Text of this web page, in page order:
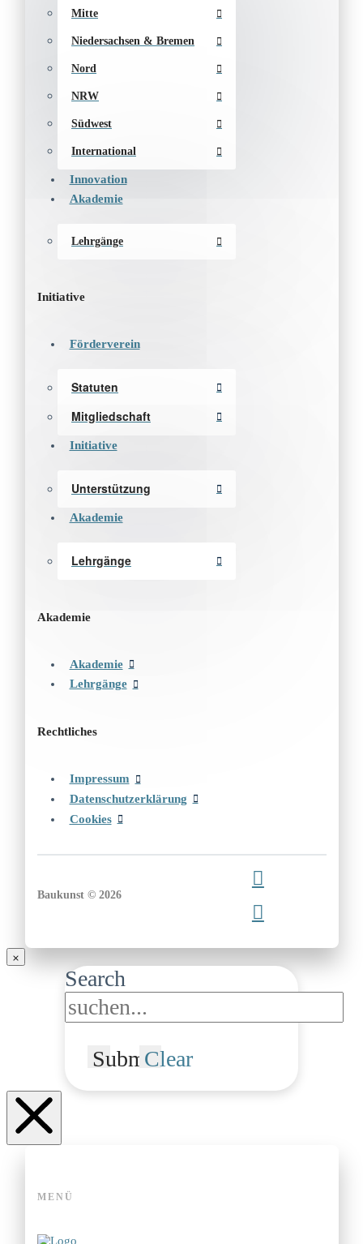
Mitte
Niedersachsen & Bremen
Nord
NRW
Südwest
International
Innovation
Akademie
Lehrgänge
Initiative
Förderverein
Statuten
Mitgliedschaft
Initiative
Unterstützung
Akademie
Lehrgänge
Akademie
Akademie
Lehrgänge
Rechtliches
Impressum
Datenschutzerklärung
Cookies
Baukunst © 2026
Search
SubmitClear
MENÜ